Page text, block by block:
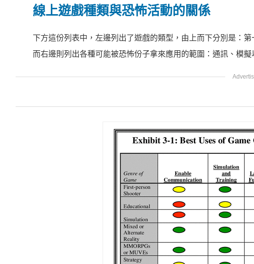
線上遊戲種類與恐怖活動的關係
下方這份列表中，左邊列出了遊戲的類型，由上而下分別是：
而右邊則列出各種可能被恐怖份子拿來應用的範圍：通訊、模